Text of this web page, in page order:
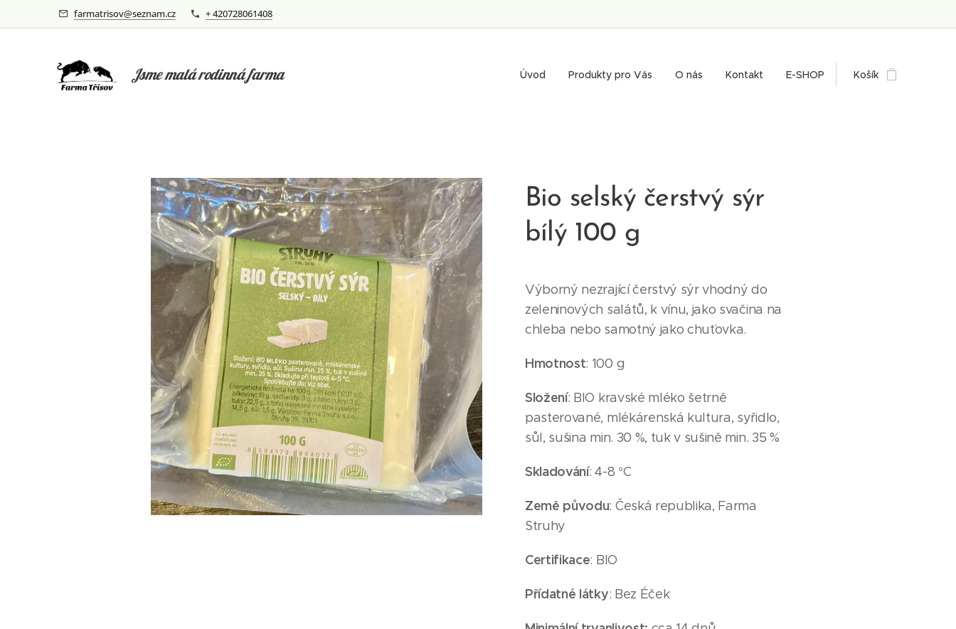
farmatrisov@seznam.cz + 420728061408
Jsme malá rodinná farma Úvod Produkty pro Vás O nás Kontakt E-SHOP Košík
Bio selský čerstvý sýr
bílý 100 g
Výborný nezrající čerstvý sýr vhodný do
zeleninových salátů, k vínu, jako svačina na
chleba nebo samotný jako chuťovka.
Hmotnost: 100 g
Složení: BIO kravské mléko šetrně
pasterované, mlékárenská kultura, syřidlo,
sůl, sušina min. 30 %, tuk v sušině min. 35 %
Skladování: 4-8 °C
Země původu: Česká republika, Farma
Struhy
Certifikace: BIO
Přídatné látky: Bez Éček